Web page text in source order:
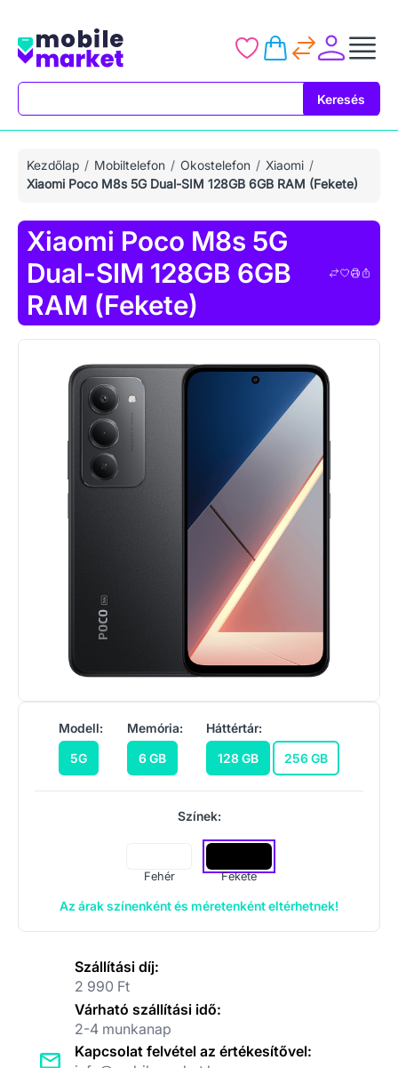
Keresés
Kezdőlap Mobiltelefon Okostelefon
Xiaomi
Xiaomi Poco M8s 5G Dual-SIM 128GB 6GB RAM (Fekete)
Xiaomi Poco M8s 5G
Dual-SIM 128GB 6GB
RAM (Fekete)
Modell:
5G
Memória:
6 GB
Háttértár:
128 GB
256 GB
Színek:
Fehér Fekete
Az árak színenként és méretenként eltérhetnek!
Szállítási díj:
2 990 Ft
Várható szállítási idő:
2-4 munkanap
Kapcsolat felvétel az értékesítővel: